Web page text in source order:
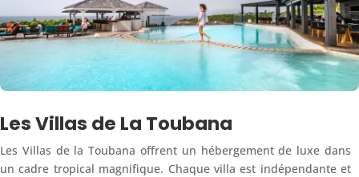
Les Villas de La Toubana
Les Villas de la Toubana offrent un hébergement de luxe dans
un cadre tropical magnifique. Chaque villa est indépendante et